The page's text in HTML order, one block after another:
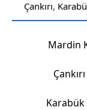
Çankırı,
Mardin